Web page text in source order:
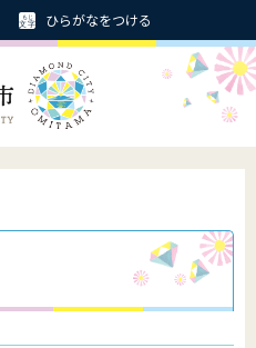
ひらがなをつける